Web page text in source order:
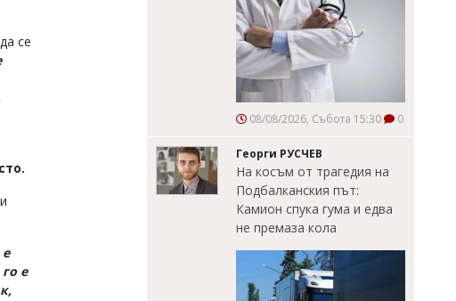
се
е
08/08/2026, Събота 15:30 0
Георги РУСЧЕВ
На косъм от трагедия на
Подбалканския път:
Камион спука гума и едва
не премаза кола